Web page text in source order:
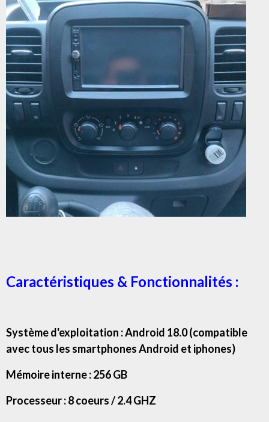
Caractéristiques & Fonctionnalités :
Système d'exploitation : Android 18.0 (compatible
avec tous les smartphones Android et iphones)
Mémoire interne : 256 GB
Processeur : 8 coeurs / 2.4 GHZ